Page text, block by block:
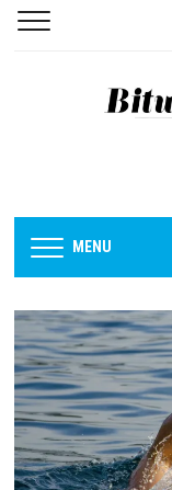
MENU